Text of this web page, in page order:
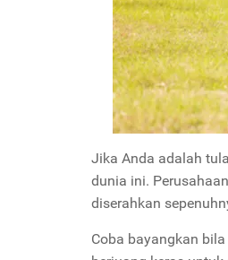
Jika Anda adalah
dunia ini.
diserahkan
Coba bayangkan